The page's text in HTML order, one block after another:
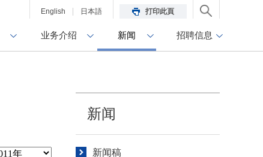
English 日本語 打印此頁
业务介绍 新闻 招聘信息
新闻
新闻稿